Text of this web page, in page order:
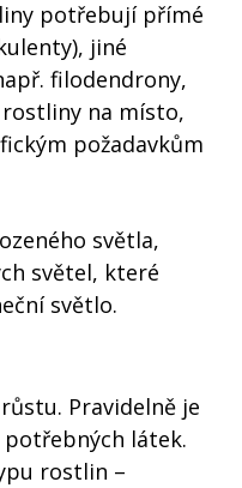
potřebují přímé
jiné
filodendrony,
na místo,
požadavkům
světla,
světel, které
světlo.
Pravidelně je
látek.
rostlin –